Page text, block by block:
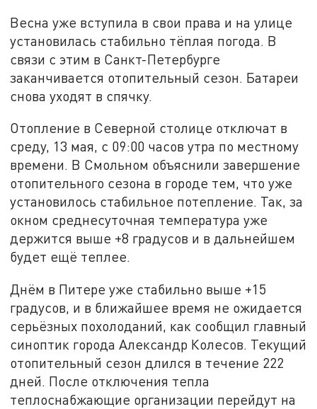
Весна уже вступила в свои права и на улице
установилась стабильно тёплая погода. В
связи с этим в Санкт-Петербурге
заканчивается отопительный сезон. Батареи
снова уходят в спячку.
Отопление в Северной столице отключат в
среду, 13 мая, с 09:00 часов утра по местному
времени. В Смольном объяснили завершение
отопительного сезона в городе тем, что уже
установилось стабильное потепление. Так, за
окном среднесуточная температура уже
держится выше +8 градусов и в дальнейшем
будет ещё теплее.
Днём в Питере уже стабильно выше +15
градусов, и в ближайшее время не ожидается
серьёзных похолоданий, как сообщил главный
синоптик города Александр Колесов. Текущий
отопительный сезон длился в течение 222
дней. После отключения тепла
теплоснабжающие организации перейдут на